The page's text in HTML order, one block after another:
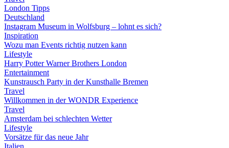
London Tipps
Deutschland
Instagram Museum in Wolfsburg – lohnt es sich?
Inspiration
Wozu man Events richtig nutzen kann
Lifestyle
Harry Potter Warner Brothers London
Entertainment
Kunstrausch Party in der Kunsthalle Bremen
Travel
Willkommen in der WONDR Experience
Travel
Amsterdam bei schlechten Wetter
Lifestyle
Vorsätze für das neue Jahr
Italien